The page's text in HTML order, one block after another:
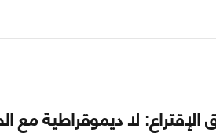
تبدو للمحكومين، وصادرة عن نوايا
لا ديموقراطية مع